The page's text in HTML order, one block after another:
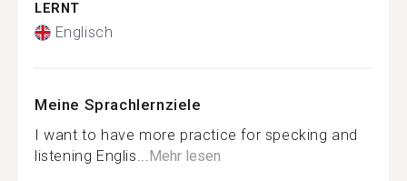
LERNT
Englisch
Meine Sprachlernziele
I want to have more practice for specking and
listening Englis...Mehr lesen